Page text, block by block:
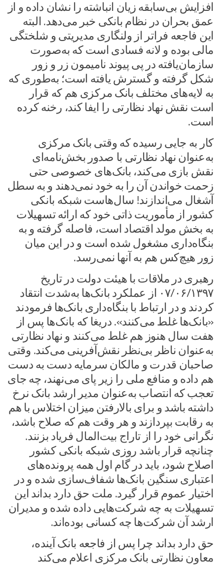
افزایش بی‌سابقه زیان انباشته را نشان داده و از
عمق بحران در نظام بانکی خبر می‌دهد. البته
این فاجعه فراتر از ولنگاری مدیریتی و شلختگی
مالی بوده و لانه فسادی است که به‌صورت
سازمان‌یافته در پی پیوند نامیمون زر و زور
شکل گرفته و گسترش یافته است؛ به‌طوری ‌که
به لایه‌های مختلف بانک مرکزی هم که قرار
است نقش نهاد نظارتی را ایفا کند، رخنه کرده
است.
کار به جایی رسیده که وقتی بانک مرکزی
به‌عنوان نهاد نظارتی با صدور بخش‌نامه‌ای
نقش بازی می‌کند، بانک‌های خصوصی حتی
زحمت خواندن آن را به خود نمی‌دهند و به سطل
آشغال می‌اندازند! سال‌هاست شبکه بانکی
کشور از مأموریت ذاتی خود که ارائه تسهیلات
به بخش مولد اقتصاد است، فاصله گرفته و به
بنگاه‌داری مشغول شده است و در این میان
زور هیچ‌کس هم به آنها نمی‌رسد.
رهبری در ملاقات با هیئت دولت در تاریخ
۰۷/۰۶/۱۳۹۷ از عملکرد بانک‌ها به‌شدت انتقاد
کردند و در ارتباط با بنگاه‌داری بانک‌ها فرمودند
«بانک‌ها غلط می‌کنند». دریغا که بانک‌ها پس از
هفت سال هنوز هم غلط می‌کنند و نهاد نظارتی
به‌عنوان ناظر بی‌نظر نقش‌آفرینی می‌کند. وقتی
صاحبان قدرت و مالکان سرمایه دست به دست
هم داده و منافع ملی را زیر پای می‌نهند، چه جای
تعجب که انتصاب به‌عنوان مدیر ارشد بانک نرخ
داشته باشد و برای بالارفتن میزان اختلاس با هم
به رقابت بپردازند و هر وقت هم که صلاح باشد،
نگرانی خود را از تاراج بیت‌المال فریاد بزنند.
چنانچه قرار باشد روزی شبکه بانکی کشور
اصلاح شود، باید در گام اول همه پرونده‌های
اعتباری سنگین بانک‌ها شفاف‌سازی شده و در
اختیار عموم قرار گیرد. ملت حق دارد بداند این
تسهیلات به چه شرکت‌هایی داده شده و مدیران
ارشد آن شرکت‌ها چه کسانی بوده‌اند.
حق دارد بداند چرا پس از فاجعه بانک آینده،
معاون نظارتی بانک مرکزی اعلام می‌کند